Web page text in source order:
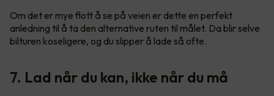
Om det er mye flott å se på veien er dette en perfekt
anledning til å ta den alternative ruten til målet. Da blir selve
bilturen koseligere, og du slipper å lade så ofte.
7. Lad når du kan, ikke når du må